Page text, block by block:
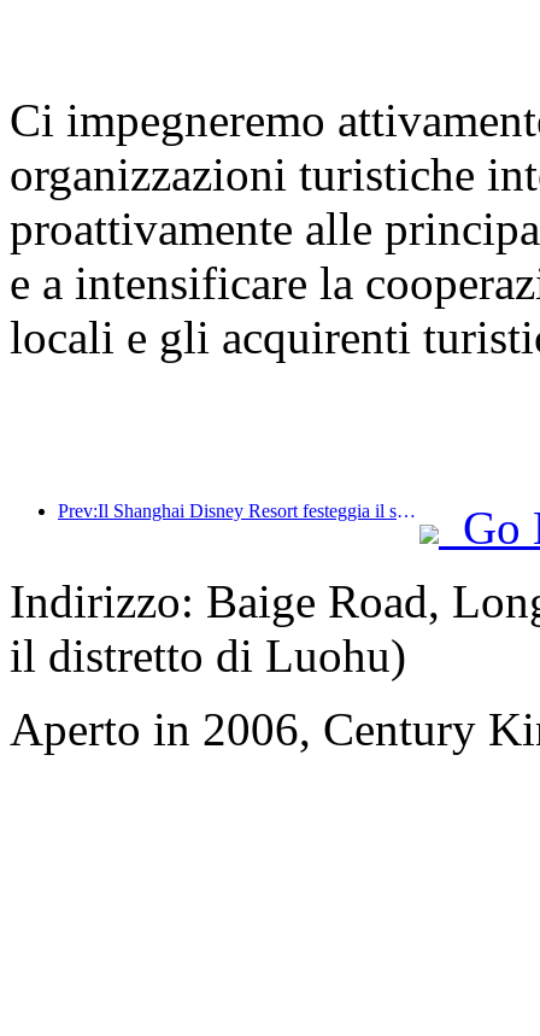
Ci impegneremo
organizzazioni turistiche
proattivamente alle
e a intensificare la
locali e gli acquirenti
Prev:Il Shanghai Disney Resort festeggia il suo decimo anniversario, avendo accolto finora oltre 100 milioni di visitatori.
Go
Indirizzo: Baige Road,
il distretto di Luohu)
Aperto in 2006, Century